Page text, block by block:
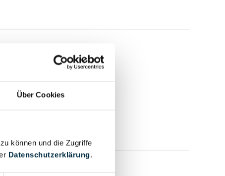
Über Cookies
können und die Zugriffe
Datenschutzerklärung.